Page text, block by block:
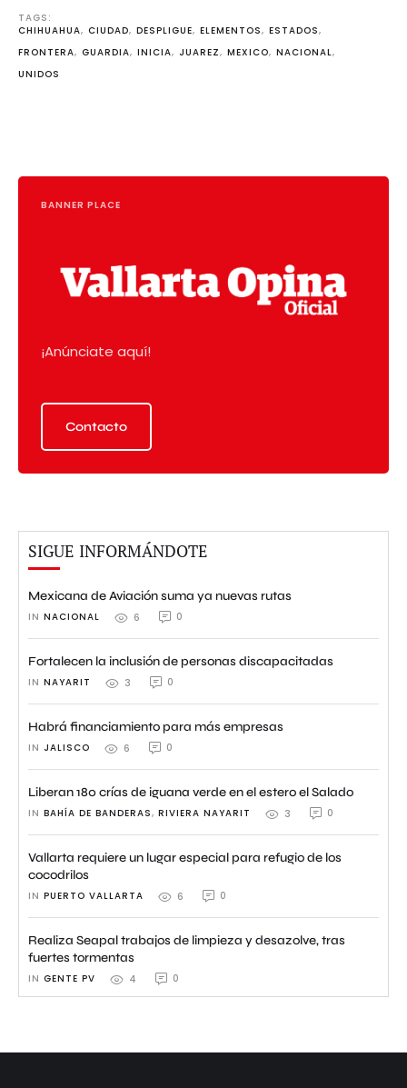
TAGS:
CHIHUAHUA, CIUDAD, DESPLIGUE, ELEMENTOS, ESTADOS,
FRONTERA, GUARDIA, INICIA, JUAREZ, MEXICO, NACIONAL,
UNIDOS
BANNER PLACE
¡Anúnciate aquí!
Contacto
SIGUE INFORMÁNDOTE
Mexicana de Aviación suma ya nuevas rutas
IN NACIONAL 6 0
Fortalecen la inclusión de personas discapacitadas
IN NAYARIT 3 0
Habrá financiamiento para más empresas
IN JALISCO 6 0
Liberan 180 crías de iguana verde en el estero el Salado
IN BAHÍA DE BANDERAS, RIVIERA NAYARIT 3 0
Vallarta requiere un lugar especial para refugio de los
cocodrilos
IN PUERTO VALLARTA 6 0
Realiza Seapal trabajos de limpieza y desazolve, tras
fuertes tormentas
IN GENTE PV 4 0